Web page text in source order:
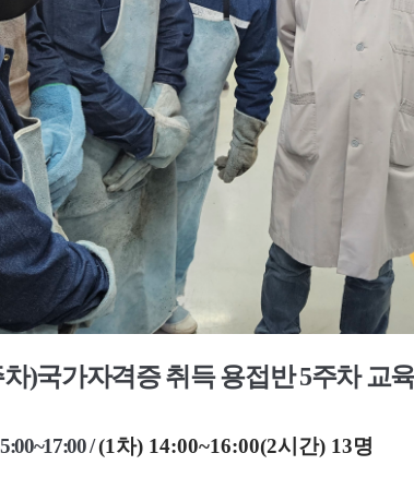
)국가자격증취득 용접반 5주차 교
:00~17:00 /(1차) 14:00~16:00(2시간) 13명